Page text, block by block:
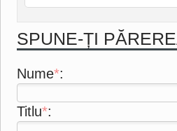
SPUNE-ȚI
Nume*:
Titlu*: